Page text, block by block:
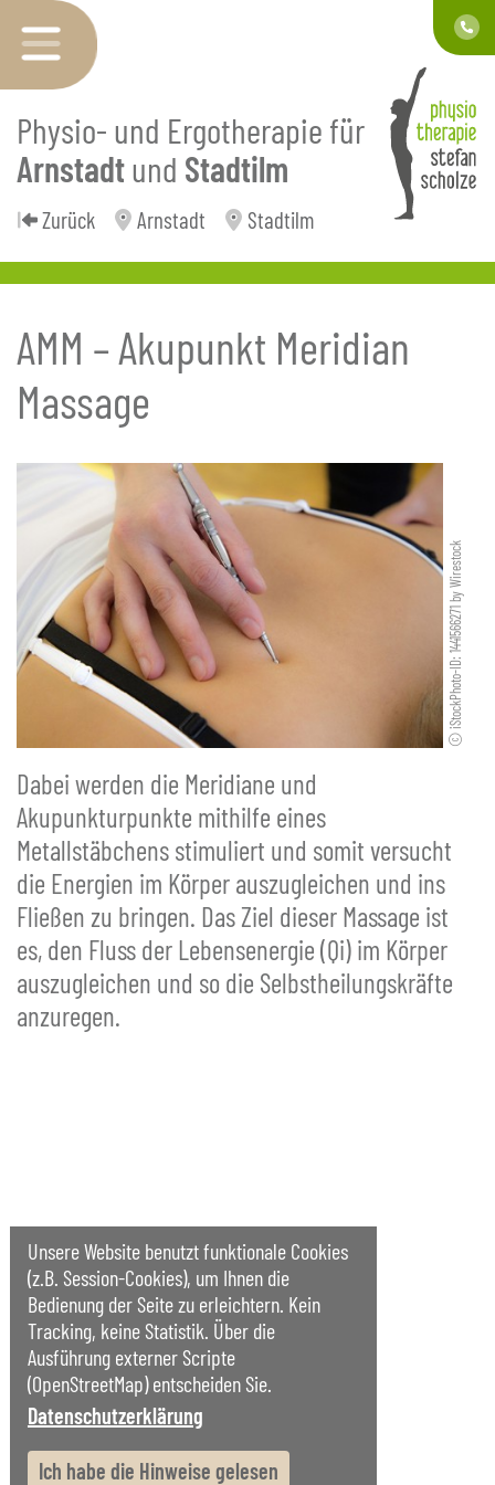
Physio- und Ergotherapie für
Arnstadtund Stadtilm
Zurück Arnstadt Stadtilm
AMM – Akupunkt Meridian
Massage
iStockPhoto-ID: 1441566271 by Wirestock
Dabei werden die Meridiane und
Akupunkturpunkte mithilfe eines
Metallstäbchens stimuliert und somit versucht
die Energien im Körper auszugleichen und ins
Fließen zu bringen. Das Ziel dieser Massage ist
es, den Fluss der Lebensenergie (Qi) im Körper
auszugleichen und so die Selbstheilungskräfte
anzuregen.
Unsere Website benutzt funktionale Cookies
(z.B. Session-Cookies), um Ihnen die
Bedienung der Seite zu erleichtern. Kein
Tracking, keine Statistik. Über die
Ausführung externer Scripte
(OpenStreetMap) entscheiden Sie.
Datenschutzerklärung
Ich habe die Hinweise gelesen